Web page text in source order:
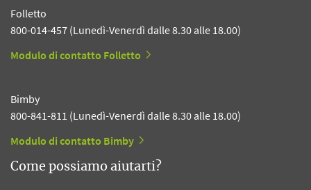
Folletto
800-014-457 (Lunedì-Venerdì dalle 8.30 alle 18.00)
Modulo di contatto Folletto
Bimby
800-841-811 (Lunedì-Venerdì dalle 8.30 alle 18.00)
Modulo di contatto Bimby
Come possiamo aiutarti?